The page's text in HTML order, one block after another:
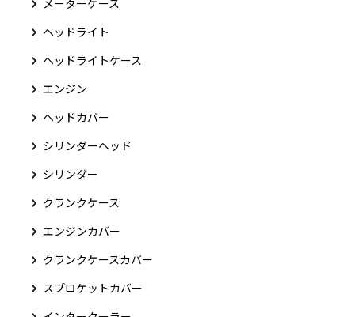
メーターケース
ヘッドライト
ヘッドライトケース
エンジン
ヘッドカバー
シリンダーヘッド
シリンダー
クランクケース
エンジンカバー
クランクケースカバー
スプロケットカバー